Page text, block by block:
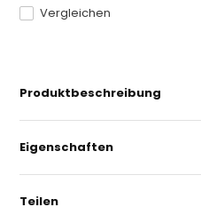
Vergleichen
Produktbeschreibung
Eigenschaften
Teilen